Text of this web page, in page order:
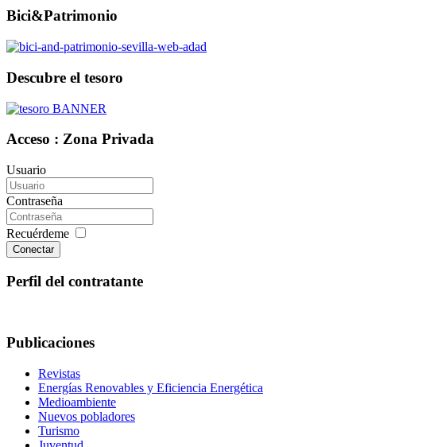
Bici&Patrimonio
Descubre el tesoro
Acceso : Zona Privada
Usuario
Contraseña
Recuérdeme
Conectar
Perfil del contratante
Publicaciones
Revistas
Energías Renovables y Eficiencia Energética
Medioambiente
Nuevos pobladores
Turismo